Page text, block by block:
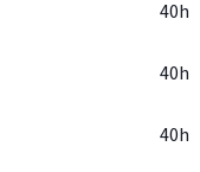
40h
40h
40h